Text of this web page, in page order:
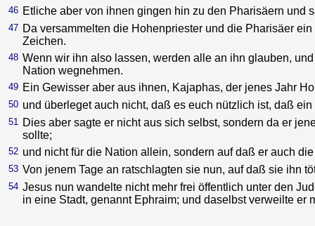
46 Etliche aber von ihnen gingen hin zu den Pharisäern und
47 Da versammelten die Hohenpriester und die Pharisäer
Zeichen.
48 Wenn wir ihn also lassen, werden alle an ihn glauben,
Nation wegnehmen.
49 Ein Gewisser aber aus ihnen, Kajaphas, der jenes Jahr
50 und überleget auch nicht, daß es euch nützlich ist, daß
51 Dies aber sagte er nicht aus sich selbst, sondern da er
sollte;
52 und nicht für die Nation allein, sondern auf daß er auch
53 Von jenem Tage an ratschlagten sie nun, auf daß sie ihn
54 Jesus nun wandelte nicht mehr frei öffentlich unter den
in eine Stadt, genannt Ephraim; und daselbst verweilte er